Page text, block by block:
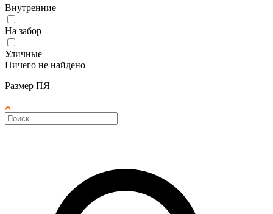
Внутренние
На забор
Уличные
Ничего не найдено
Размер ПЯ